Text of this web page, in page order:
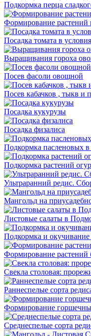
Подкормка перца
Формирование растений
Посадка томата в
Выращивания гороха
Посев фасоли овощной
Посев кабачков , тыкв и
Посадка кукурузы
Посадка физалиса
Подкормка пасленовых в
Подкормка растений
Ультраранний редис.
Мангольд на
Листовые салаты в
Подкормка и окучивание
Формирование растений
Свекла столовая:
Раннеспелые сорта
Формирование
Среднеспелые сорта